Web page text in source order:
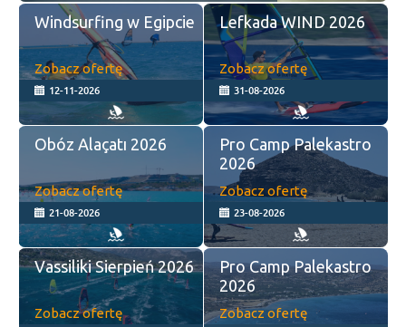
Windsurfing w Egipcie
Zobacz ofertę
12-11-2026
Lefkada WIND 2026
Zobacz ofertę
31-08-2026
Obóz Alaçatı 2026
Zobacz ofertę
21-08-2026
Pro Camp Palekastro
2026
Zobacz ofertę
23-08-2026
Vassiliki Sierpień 2026
Zobacz ofertę
Pro Camp Palekastro
2026
Zobacz ofertę